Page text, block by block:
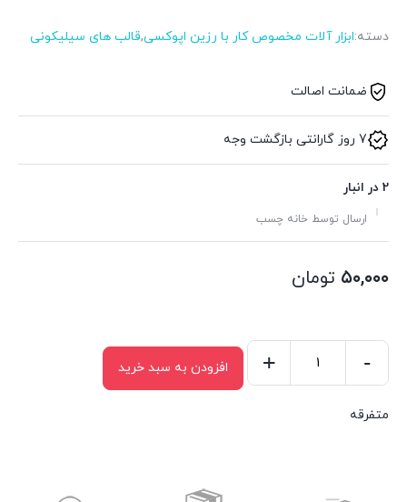
دسته:ابزار آلات مخصوص کار با رزین اپوکسی,قالب های سیلیکونی
ضمانت اصالت
7 روز گارانتی بازگشت وجه
2 در انبار
ارسال توسط خانه چسب
۵۰,۰۰۰ تومان
-
+ افزودن به سبد خرید
متفرقه